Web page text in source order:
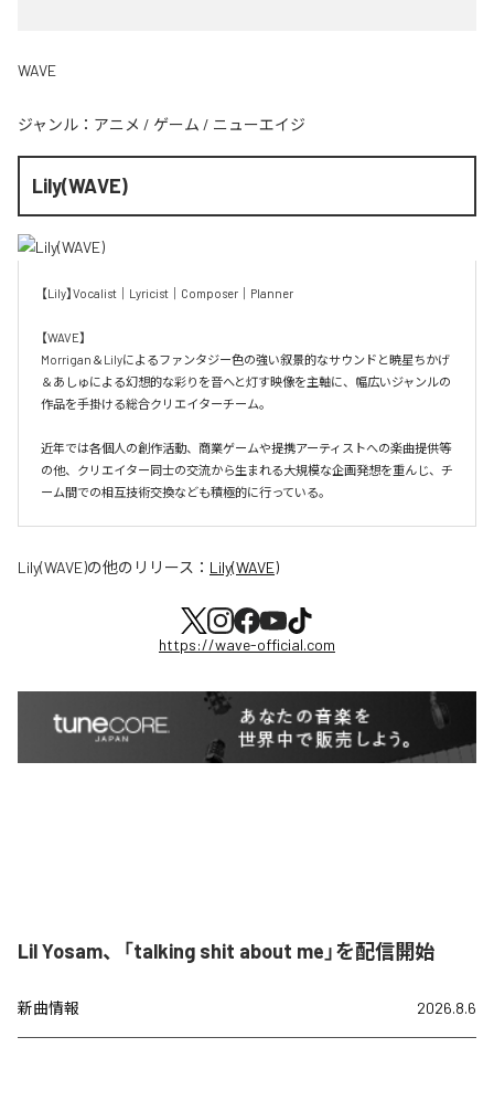
WAVE
ジャンル： アニメ / ゲーム / ニューエイジ
Lily(WAVE)
【Lily】Vocalist｜Lyricist｜Composer｜Planner
【WAVE】
Morrigan＆Lilyによるファンタジー色の強い叙景的なサウンドと暁星ちかげ
＆あしゅによる幻想的な彩りを音へと灯す映像を主軸に、幅広いジャンルの
作品を手掛ける総合クリエイターチーム。
近年では各個人の創作活動、商業ゲームや提携アーティストへの楽曲提供等
の他、クリエイター同士の交流から生まれる大規模な企画発想を重んじ、チ
ーム間での相互技術交換なども積極的に行っている。
Lily(WAVE)の他のリリース： Lily(WAVE)
https://wave-official.com
Lil Yosam、「talking shit about me」を配信開始
新曲情報 2026.8.6